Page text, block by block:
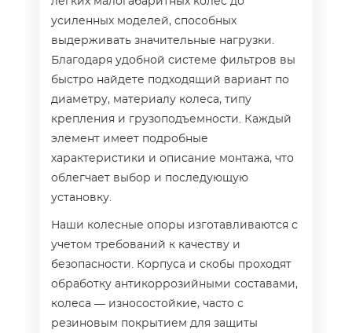
усиленных моделей, способных
выдерживать значительные нагрузки.
Благодаря удобной системе фильтров вы
быстро найдете подходящий вариант по
диаметру, материалу колеса, типу
крепления и грузоподъемности. Каждый
элемент имеет подробные
характеристики и описание монтажа, что
облегчает выбор и последующую
установку.
Наши колесные опоры изготавливаются с
учетом требований к качеству и
безопасности. Корпуса и скобы проходят
обработку антикоррозийными составами,
колеса — износостойкие, часто с
резиновым покрытием для защиты